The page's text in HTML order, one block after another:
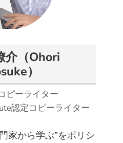
t
e
n
k
d
I
n
t
（Ohori
）
ピーライター
認定コピーライター
家から学ぶ”をポリシ